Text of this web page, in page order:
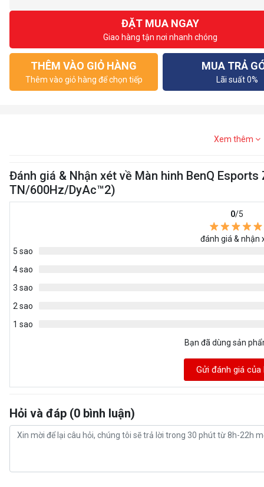
ĐẶT MUA NGAY
Giao hàng tận nơi nhanh chóng
THÊM VÀO GIỎ HÀNG
Thêm vào giỏ hàng để chọn tiếp
MUA TRẢ
Lãi suất 0%
Xem thêm
Đánh giá & Nhận xét về Màn hinh BenQ
TN/600Hz/DyAc™2)
0/5
đánh giá & nhận
5 sao
4 sao
3 sao
2 sao
1 sao
Bạn đã dùng sản
Gửi đánh giá của
Hỏi và đáp (0 bình luận)